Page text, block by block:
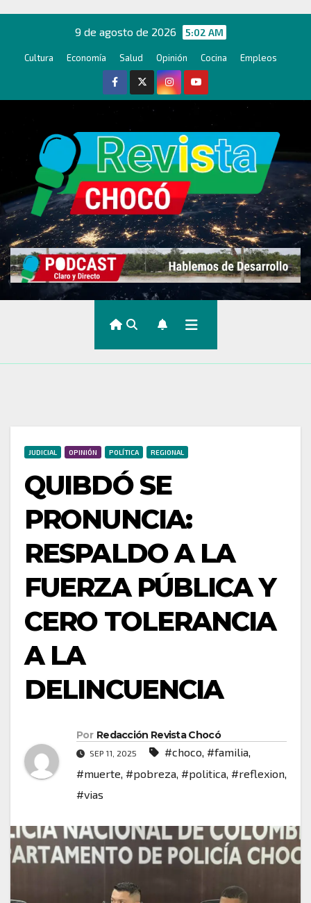
contenido
9 de agosto de 2026 5:02 AM
Cultura Economía Salud Opinión Cocina Empleos
JUDICIAL OPINIÓN POLÍTICA REGIONAL
QUIBDÓ SE
PRONUNCIA:
RESPALDO A LA
FUERZA PÚBLICA Y
CERO TOLERANCIA
A LA
DELINCUENCIA
Por Redacción Revista Chocó
SEP 11, 2025 #choco, #familia,
#muerte, #pobreza, #politica, #reflexion,
#vias